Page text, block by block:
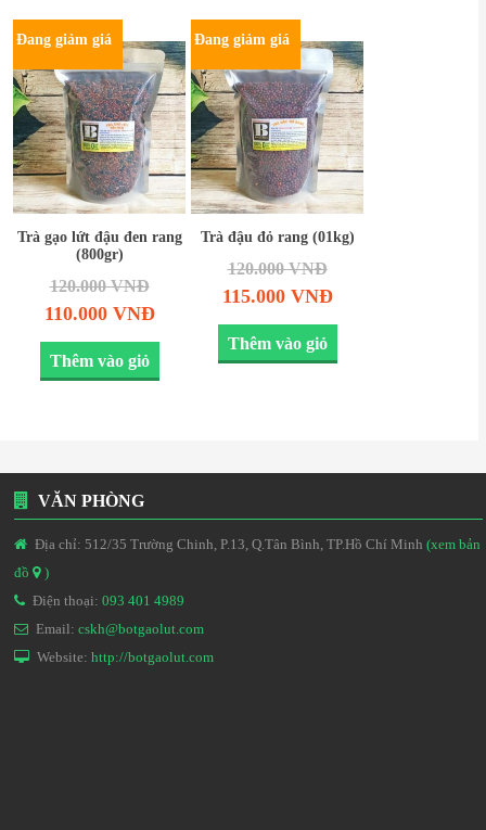
Đang giảm giá
Trà gạo lứt đậu đen rang
(800gr)
120.000VNĐ
110.000 VNĐ
Thêm vào giỏ
Đang giảm giá
Trà đậu đỏ rang (01kg)
120.000VNĐ
115.000 VNĐ
Thêm vào giỏ
VĂN PHÒNG
Địa chỉ: 512/35 Trường Chinh, P.13, Q.Tân Bình, TP.Hồ Chí Minh (xem bản
đồ
)
Điện thoại: 093 401 4989
Email: cskh@botgaolut.com
Website: http://botgaolut.com